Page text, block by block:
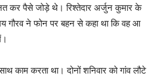
कर पैसे जोड़े थे। रिश्तेदार अर्जुन कुमार के
गौरव ने फोन पर बहन से कहा था कि वह आ
काम करता था। दोनों शनिवार को गांव लौटे